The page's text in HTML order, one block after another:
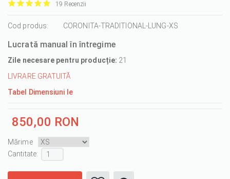
it
1/5
it
2/5
it
3/5
it
4/5
it
5/5
19 Recenzii
Cod produs: CORONITA-TRADITIONAL-LUNG-XS
Lucrată manual în întregime
Zile necesare pentru producție: 21
LIVRARE GRATUITĂ
Tabel Dimensiuni Ie
850,00 RON
Mărime
Cantitate :